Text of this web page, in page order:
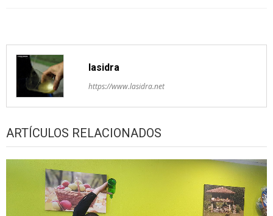
lasidra
https://www.lasidra.net
ARTÍCULOS RELACIONADOS